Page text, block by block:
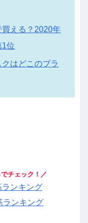
える？2020年
1位
はどこのブラ
チェック！／
ランキング
ランキング